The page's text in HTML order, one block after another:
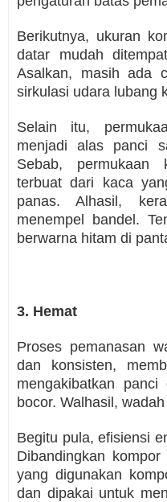
Berikutnya, ukuran
datar mudah
Asalkan, masih ada
sirkulasi udara lubang
Selain itu,
menjadi alas panci
Sebab, permukaan
terbuat dari kaca
panas. Alhasil,
menempel bandel.
berwarna hitam di
3. Hemat
Proses pemanasan
dan konsisten,
mengakibatkan
bocor. Walhasil,
Begitu pula, efisiensi
Dibandingkan
yang digunakan
dan dipakai untuk